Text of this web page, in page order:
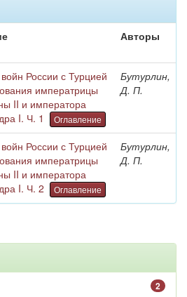
Авторы
России с Турцией
императрицы
II и императора
I. Ч. 1
Оглавление
Бутурлин,
Д. П.
России с Турцией
императрицы
II и императора
I. Ч. 2
Оглавление
Бутурлин,
Д. П.
2